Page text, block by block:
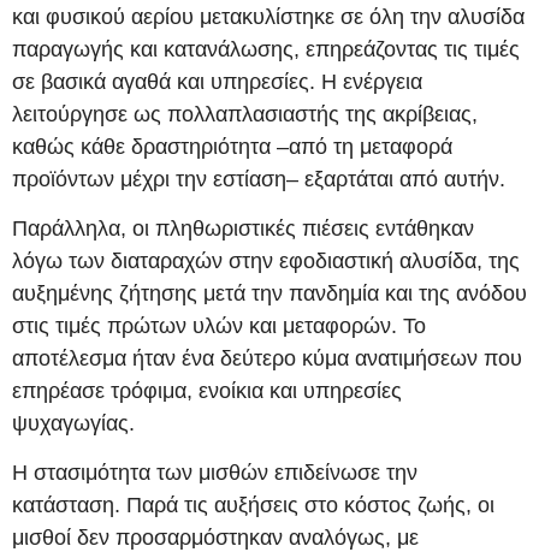
και φυσικού αερίου μετακυλίστηκε σε όλη την αλυσίδα
παραγωγής και κατανάλωσης, επηρεάζοντας τις τιμές
σε βασικά αγαθά και υπηρεσίες. Η ενέργεια
λειτούργησε ως πολλαπλασιαστής της ακρίβειας,
καθώς κάθε δραστηριότητα –από τη μεταφορά
προϊόντων μέχρι την εστίαση– εξαρτάται από αυτήν.
Παράλληλα, οι πληθωριστικές πιέσεις εντάθηκαν
λόγω των διαταραχών στην εφοδιαστική αλυσίδα, της
αυξημένης ζήτησης μετά την πανδημία και της ανόδου
στις τιμές πρώτων υλών και μεταφορών. Το
αποτέλεσμα ήταν ένα δεύτερο κύμα ανατιμήσεων που
επηρέασε τρόφιμα, ενοίκια και υπηρεσίες
ψυχαγωγίας.
Η στασιμότητα των μισθών επιδείνωσε την
κατάσταση. Παρά τις αυξήσεις στο κόστος ζωής, οι
μισθοί δεν προσαρμόστηκαν αναλόγως, με